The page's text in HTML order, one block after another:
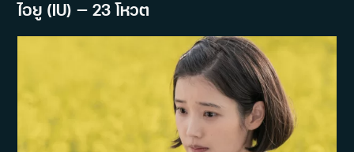
ไอยู (IU) — 23 โหวต